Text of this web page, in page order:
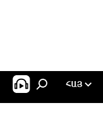
ՀԱՅ